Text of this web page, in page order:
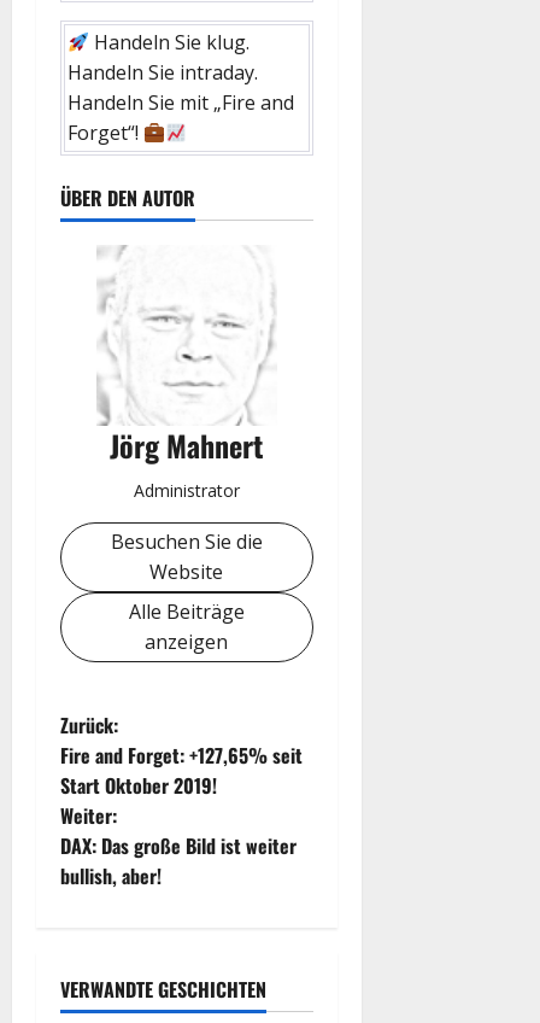
Handeln Sie klug.
Handeln Sie intraday.
Handeln Sie mit „Fire and
Forget“!
ÜBER DEN AUTOR
Jörg Mahnert
Administrator
Besuchen Sie die
Website
Alle Beiträge
anzeigen
B
e
i
t
a
Zurück:
Fire and Forget: +127,65% seit
Start Oktober 2019!
Weiter:
DAX: Das große Bild ist weiter
bullish, aber!
VERWANDTE GESCHICHTEN